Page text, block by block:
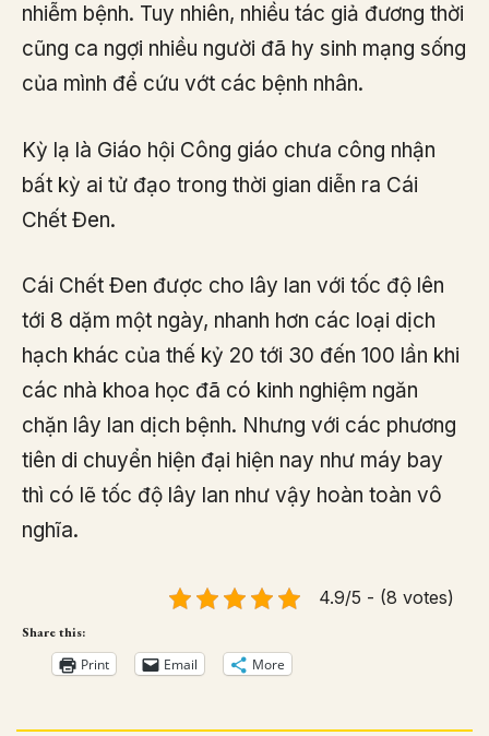
nhiễm bệnh. Tuy nhiên, nhiều tác giả đương thời
cũng ca ngợi nhiều người đã hy sinh mạng sống
của mình để cứu vớt các bệnh nhân.
Kỳ lạ là Giáo hội Công giáo chưa công nhận
bất kỳ ai tử đạo trong thời gian diễn ra Cái
Chết Đen.
Cái Chết Đen được cho lây lan với tốc độ lên
tới 8 dặm một ngày, nhanh hơn các loại dịch
hạch khác của thế kỷ 20 tới 30 đến 100 lần khi
các nhà khoa học đã có kinh nghiệm ngăn
chặn lây lan dịch bệnh. Nhưng với các phương
tiên di chuyển hiện đại hiện nay như máy bay
thì có lẽ tốc độ lây lan như vậy hoàn toàn vô
nghĩa.
4.9/5 - (8 votes)
Share this:
Print Email More